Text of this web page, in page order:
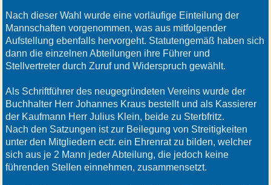
Nach dieser Wahl wurde eine vorläufige Einteilung der
Mannschaften vorgenommen, was aus mitfolgender
Aufstellung ebenfalls hervorgeht. Statutengemäß haben sich
dann die einzelnen Abteilungen ihre Führer und
Stellvertreter durch Zuruf und Widerspruch gewählt.
Als Schriftführer des neugegründeten Vereins wurde der
Buchhalter Herr Johannes Kraus bestellt und als Kassierer
der Kaufmann Herr Julius Klein, beide zu Sterbfritz.
Nach den Satzungen ist zur Beilegung von Streitigkeiten
unter den Mitgliedern ectr. ein Ehrenrat zu bilden, welcher
sich aus je 2 Mann jeder Abteilung, die jedoch keine
führenden Stellen einnehmen, zusammensetzt.